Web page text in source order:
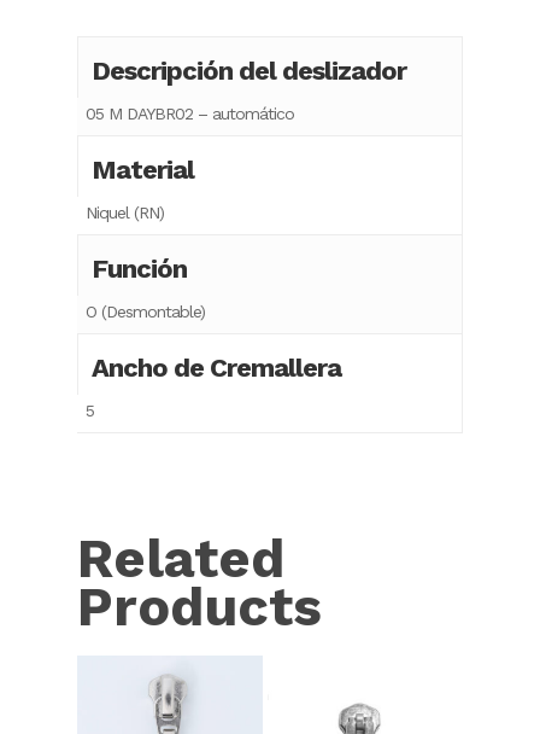
Descripción del deslizador
05 M DAYBR02 – automático
Material
Niquel (RN)
Función
O (Desmontable)
Ancho de Cremallera
5
Related
Products